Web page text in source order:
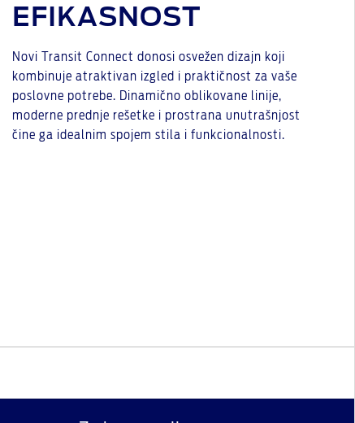
EFIKASNOST
Novi Transit Connect donosi osvežen dizajn koji
kombinuje atraktivan izgled i praktičnost za vaše
poslovne potrebe. Dinamično oblikovane linije,
moderne prednje rešetke i prostrana unutrašnjost
čine ga idealnim spojem stila i funkcionalnosti.